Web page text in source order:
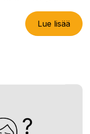
Lue lisää